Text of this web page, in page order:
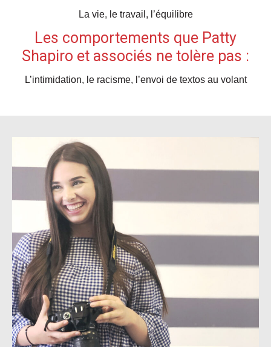
La vie, le travail, l’équilibre
Les comportements que Patty
Shapiro et associés ne tolère pas :
L’intimidation, le racisme, l’envoi de textos au volant